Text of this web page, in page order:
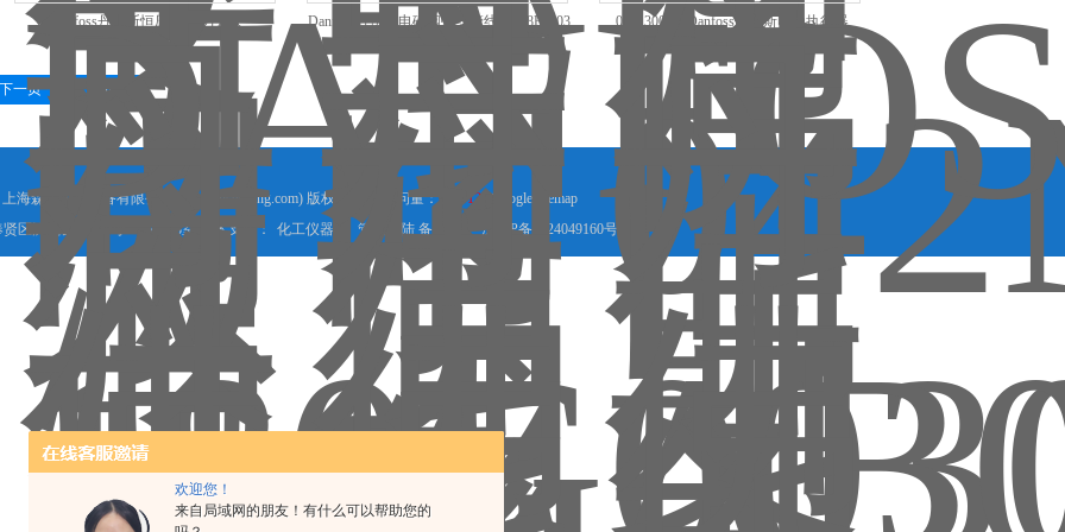
欢迎您！
来自局域网的朋友！有什么可以帮助您的
Danfoss丹佛斯恒压器/压力开关 Danfoss丹佛斯电磁阀螺线管线圈018F6903 0821300303Danfoss丹佛斯电动执行器
下一页
末页
海森层机械设备有限公司(www.shsenceng.com) 版权所有 总访问量：552913
GoogleSitemap
区沪杭公路755号8号楼208室 技术支持：
化工仪器网 管理登陆备案号： 沪ICP备2024049160号-2